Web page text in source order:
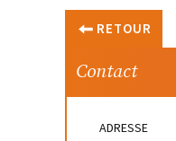
RETOUR
Contact
ADRESSE